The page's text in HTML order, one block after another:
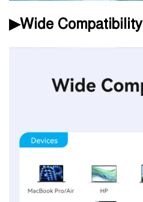
▶Wide Compatibility